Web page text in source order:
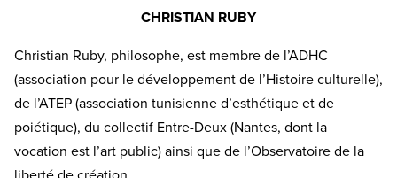
CHRISTIAN RUBY
Christian Ruby, philosophe, est membre de l’ADHC
(association pour le développement de l’Histoire culturelle),
de l’ATEP (association tunisienne d’esthétique et de
poiétique), du collectif Entre-Deux (Nantes, dont la
vocation est l’art public) ainsi que de l’Observatoire de la